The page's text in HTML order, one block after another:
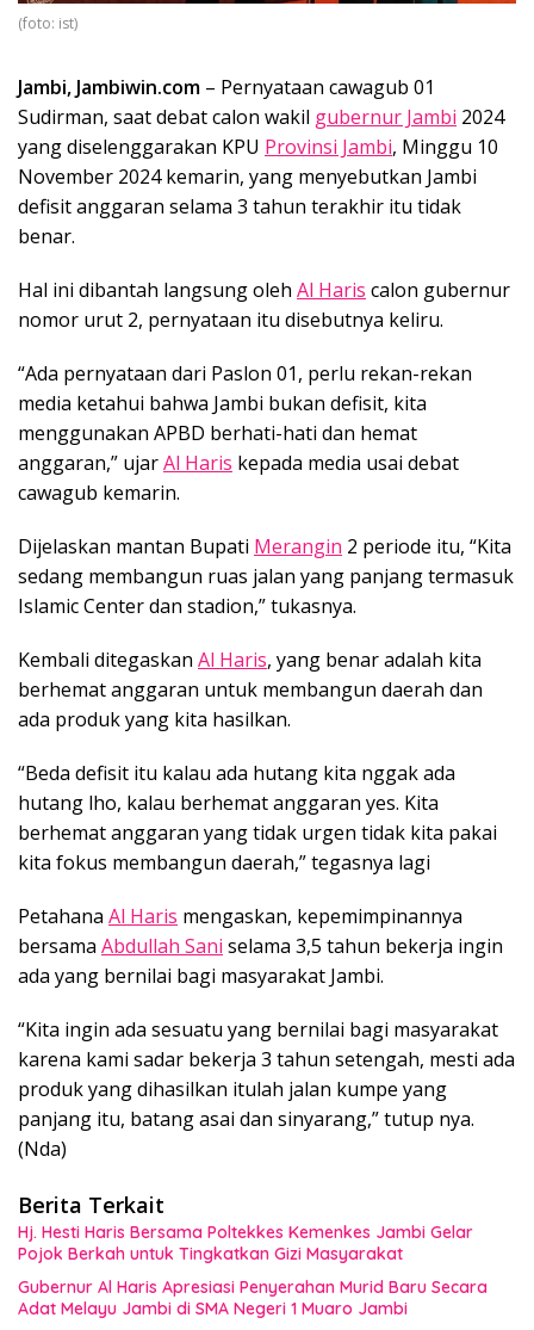
(foto: ist)
Jambi, Jambiwin.com – Pernyataan cawagub 01
Sudirman, saat debat calon wakil gubernur Jambi 2024
yang diselenggarakan KPU Provinsi Jambi, Minggu 10
November 2024 kemarin, yang menyebutkan Jambi
defisit anggaran selama 3 tahun terakhir itu tidak
benar.
Hal ini dibantah langsung oleh Al Haris calon gubernur
nomor urut 2, pernyataan itu disebutnya keliru.
“Ada pernyataan dari Paslon 01, perlu rekan-rekan
media ketahui bahwa Jambi bukan defisit, kita
menggunakan APBD berhati-hati dan hemat
anggaran,” ujarAl Haris kepada media usai debat
cawagub kemarin.
Dijelaskan mantan Bupati Merangin 2 periode itu, “Kita
sedang membangun ruas jalan yang panjang termasuk
Islamic Center dan stadion,” tukasnya.
Kembali ditegaskan Al Haris, yang benar adalah kita
berhemat anggaran untuk membangun daerah dan
ada produk yang kita hasilkan.
“Beda defisit itu kalau ada hutang kita nggak ada
hutang lho, kalau berhemat anggaran yes. Kita
berhemat anggaran yang tidak urgen tidak kita pakai
kita fokus membangun daerah,” tegasnya lagi
Petahana Al Haris mengaskan, kepemimpinannya
bersama Abdullah Sani selama 3,5 tahun bekerja ingin
ada yang bernilai bagi masyarakat Jambi.
“Kita ingin ada sesuatu yang bernilai bagi masyarakat
karena kami sadar bekerja 3 tahun setengah, mesti ada
produk yang dihasilkan itulah jalan kumpe yang
panjang itu, batang asai dan sinyarang,” tutup nya.
(Nda)
Berita Terkait
Hj. Hesti Haris Bersama Poltekkes Kemenkes Jambi Gelar
Pojok Berkah untuk Tingkatkan Gizi Masyarakat
Gubernur Al Haris Apresiasi Penyerahan Murid Baru Secara
Adat Melayu Jambi di SMA Negeri 1 Muaro Jambi